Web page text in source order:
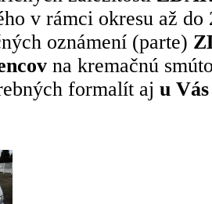
v rámci okresu až
oznámení (parte)
na kremačnú
formalít aj u